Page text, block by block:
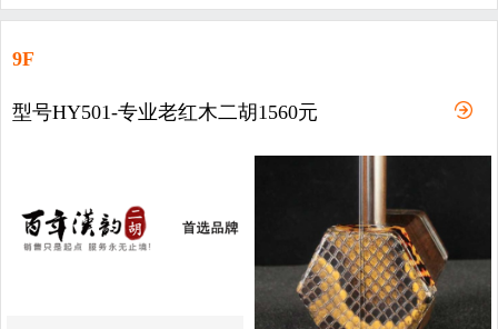
9F
型号HY501-专业老红木二胡1560元